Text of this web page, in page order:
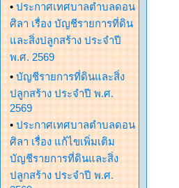
• ประกาศเทศบาลตำบลดอน
ศิลา เรื่อง บัญชีรายการที่ดิน
และสิ่งปลูกสร้าง ประจำปี
พ.ศ. 2569
• บัญชีรายการที่ดินและสิ่ง
ปลูกสร้าง ประจำปี พ.ศ.
2569
• ประกาศเทศบาลตำบลดอน
ศิลา เรื่อง แก้ไขเพิ่มเติม
บัญชีรายการที่ดินและสิ่ง
ปลูกสร้าง ประจำปี พ.ศ.